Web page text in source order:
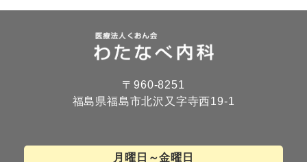
〒960-8251
福島県福島市北沢又字寺西19-1
月曜日～金曜日